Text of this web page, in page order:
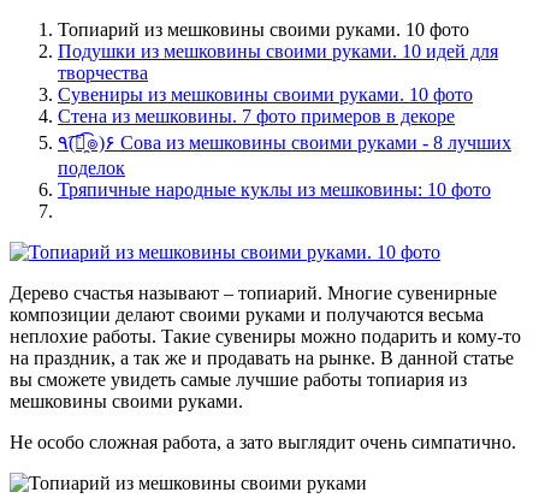
Топиарий из мешковины своими руками. 10 фото
Подушки из мешковины своими руками. 10 идей для
творчества
Сувениры из мешковины своими руками. 10 фото
Стена из мешковины. 7 фото примеров в декоре
٩(͡๏̯͡๏)۶ Сова из мешковины своими руками - 8 лучших
поделок
Тряпичные народные куклы из мешковины: 10 фото
Дерево счастья называют – топиарий. Многие сувенирные
композиции делают своими руками и получаются весьма
неплохие работы. Такие сувениры можно подарить и кому-то
на праздник, а так же и продавать на рынке. В данной статье
вы сможете увидеть самые лучшие работы топиария из
мешковины своими руками.
Не особо сложная работа, а зато выглядит очень симпатично.